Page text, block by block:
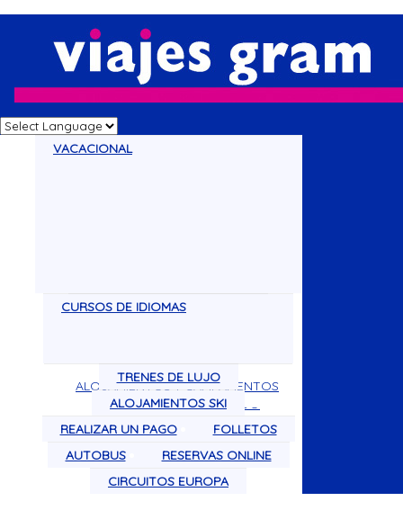
VACACIONAL
CRUCEROS
VACACIONES CIRCUITOS
CIRCUITOS POR EL MUNDO
CURSOS DE IDIOMAS
ALOJAMIENTOS Y CAMPAMENTOS
TRENES DE LUJO
ALOJAMIENTOS SKI
REALIZAR UN PAGO
FOLLETOS
AUTOBUS
RESERVAS ONLINE
CIRCUITOS EUROPA